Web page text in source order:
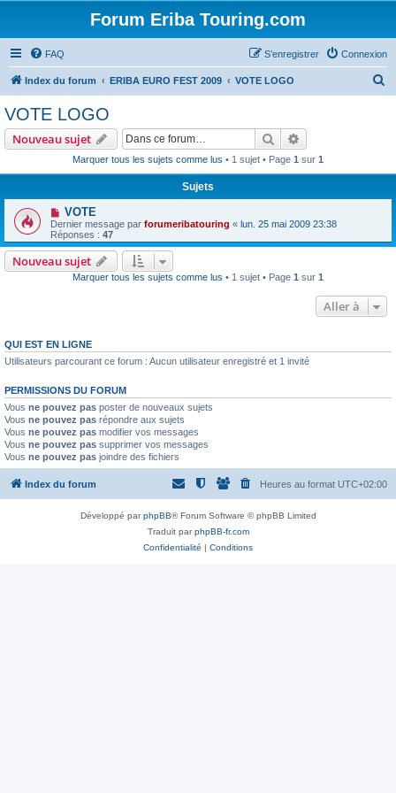
Forum Eriba Touring.com
FAQ Connexion
S’enregistrer
Index du forum ERIBA EURO FEST 2009 VOTE LOGO
e
VOTE LOGO
Nouveau sujet Rechercher
Marquer tous les sujets comme lus • 1 sujet • Page 1 sur 1
Sujets
VOTE
Dernier message par forumeribatouring « lun. 25 mai 2009 23:38
Réponses : 47
Nouveau sujet
Marquer tous les sujets comme lus • 1 sujet • Page 1 sur 1
Aller à
QUI EST EN LIGNE
Utilisateurs parcourant ce forum : Aucun utilisateur enregistré et 1 invité
PERMISSIONS DU FORUM
Vous ne pouvez pas poster de nouveaux sujets
Vous ne pouvez pas répondre aux sujets
Vous ne pouvez pas modifier vos messages
Vous ne pouvez pas supprimer vos messages
Vous ne pouvez pas joindre des fichiers
Index du forum Heures au format UTC+02:00
Développé parphpBB® Forum Software © phpBB Limited
Traduit parphpBB-fr.com
Confidentialité | Conditions